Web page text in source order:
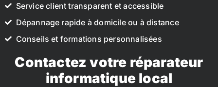
Service client transparent et accessible
Dépannage rapide à domicile ou à distance
Conseils et formations personnalisées
Contactez votre réparateur
informatique local